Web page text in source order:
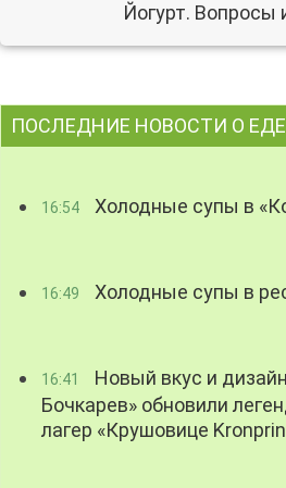
Йогурт. Вопросы
ПОСЛЕДНИЕ НОВОСТИ О
16:54 Холодные супы в
16:49 Холодные супы в
16:41
Новый вкус и
Бочкарев» обновили
лагер «Крушовице